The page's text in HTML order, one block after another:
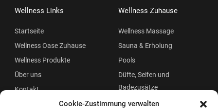
Cookie-Zustimmung verwalten
Wellness Links
Startseite
Wellness Oase Zuhause
Wellness Produkte
Über uns
Kontakt
Wellness Zuhause
Wellness Massage
Sauna & Erholung
Pools
Düfte, Seifen und
Badezusätze
Beauty